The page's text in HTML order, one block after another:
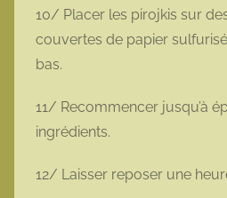
10/ Placer les pirojkis sur
couvertes de papier
bas.
11/ Recommencer jusqu’à
ingrédients.
12/ Laisser reposer une